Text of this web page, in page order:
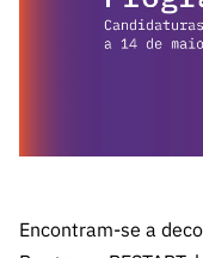
Encontram-se a